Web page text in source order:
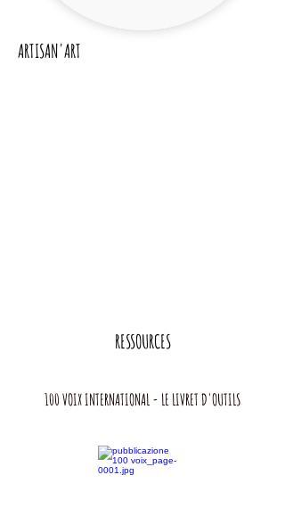
ARTISAN'ART
RESSOURCES
100 VOIX INTERNATIONAL - LE LIVRET D'OUTILS